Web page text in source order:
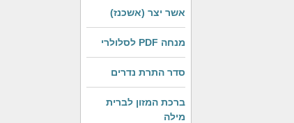
אשר יצר (אשכנז)
מנחה PDF לסלולרי
סדר התרת נדרים
ברכת המזון לברית
מילה